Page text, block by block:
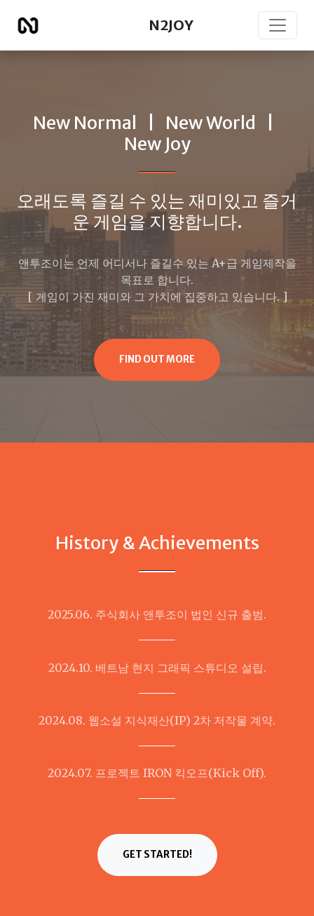
N2JOY
New Normal | New World |
New Joy
오래도록 즐길 수 있는 재미있고 즐거
운 게임을 지향합니다.
앤투조이는 언제 어디서나 즐길수 있는 A+급 게임제작을
목표로 합니다.
[ 게임이 가진 재미와 그 가치에 집중하고 있습니다. ]
FIND OUT MORE
History & Achievements
2025.06. 주식회사 앤투조이 법인 신규 출범.
2024.10. 베트남 현지 그래픽 스튜디오 설립.
2024.08. 웹소설 지식재산(IP) 2차 저작물 계약.
2024.07. 프로젝트 IRON 킥오프(Kick Off).
GET STARTED!